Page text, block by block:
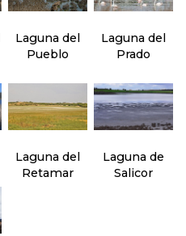
Laguna del
Pueblo
Laguna del
Prado
Laguna del
Retamar
Laguna de
Salicor